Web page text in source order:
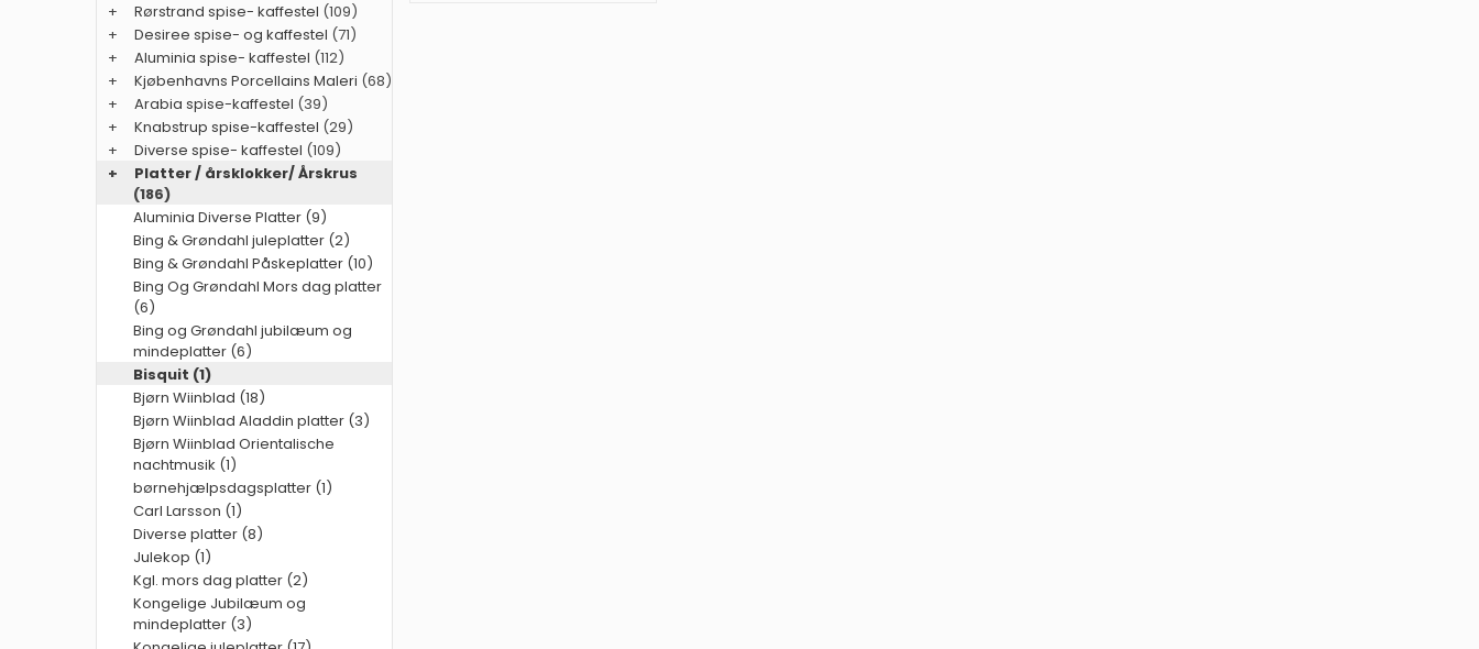
+
Rørstrand spise- kaffestel (109)
+
Desiree spise- og kaffestel (71)
+
Aluminia spise- kaffestel (112)
+
Kjøbenhavns Porcellains Maleri (68)
+
Arabia spise-kaffestel (39)
+
Knabstrup spise-kaffestel (29)
+
Diverse spise- kaffestel (109)
+
Platter / årsklokker/ Årskrus
(186)
Aluminia Diverse Platter (9)
Bing & Grøndahl juleplatter (2)
Bing & Grøndahl Påskeplatter (10)
Bing Og Grøndahl Mors dag platter
(6)
Bing og Grøndahl jubilæum og
mindeplatter (6)
Bisquit (1)
Bjørn Wiinblad (18)
Bjørn Wiinblad Aladdin platter (3)
Bjørn Wiinblad Orientalische
nachtmusik (1)
børnehjælpsdagsplatter (1)
Carl Larsson (1)
Diverse platter (8)
Julekop (1)
Kgl. mors dag platter (2)
Kongelige Jubilæum og
mindeplatter (3)